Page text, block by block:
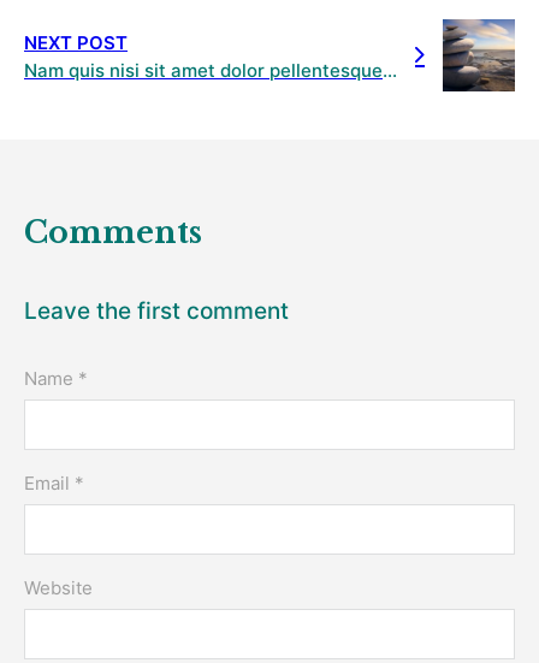
NEXT POST
Nam quis nisi sit amet dolor pellentesque fermentum
Comments
Leave the first comment
Name *
Email *
Website